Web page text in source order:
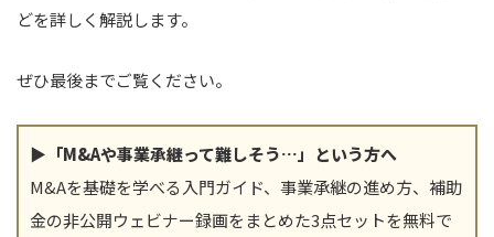
どを詳しく解説します。
ぜひ最後までご覧ください。
▶「M&Aや事業承継って難しそう…」という方へ
M&Aを基礎を学べる入門ガイド、事業承継の進め方、補助
金の非公開ウェビナー録画をまとめた3点セットを無料で